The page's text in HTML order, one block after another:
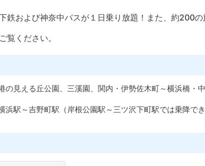
鉄および神奈中バスが１日乗り放題！また、約200
覧ください。
の見える丘公園、三溪園、関内・伊勢佐木町～横浜橋・
浜駅～吉野町駅（岸根公園駅～三ツ沢下町駅では乗降で